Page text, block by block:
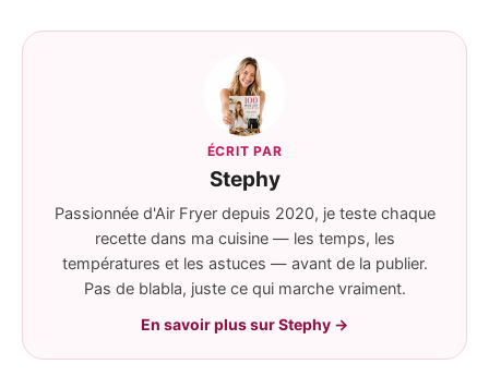
ÉCRIT PAR
Stephy
Passionnée d'Air Fryer depuis 2020, je teste chaque
recette dans ma cuisine — les temps, les
températures et les astuces — avant de la publier.
Pas de blabla, juste ce qui marche vraiment.
En savoir plus sur Stephy →